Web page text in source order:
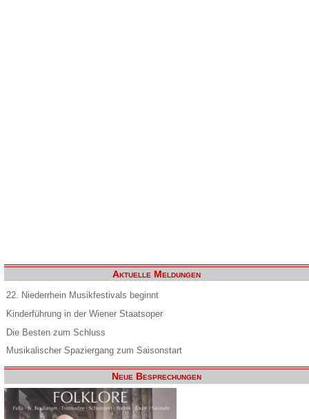
Aktuelle Meldungen
22. Niederrhein Musikfestivals beginnt
Kinderführung in der Wiener Staatsoper
Die Besten zum Schluss
Musikalischer Spaziergang zum Saisonstart
Neue Besprechungen